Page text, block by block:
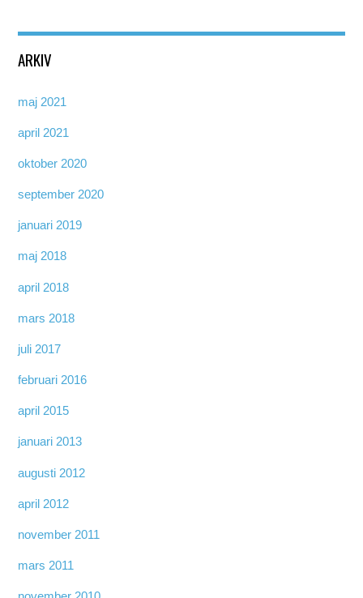
ARKIV
maj 2021
april 2021
oktober 2020
september 2020
januari 2019
maj 2018
april 2018
mars 2018
juli 2017
februari 2016
april 2015
januari 2013
augusti 2012
april 2012
november 2011
mars 2011